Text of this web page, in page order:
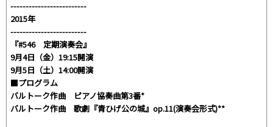
-------------------------
2015年
-------------------------
『#546 定期演奏会』
9月4日（金）19:15開演
9月5日（土）14:00開演
■プログラム
バルトーク作曲 ピアノ協奏曲第3番*
バルトーク作曲 歌劇『青ひげ公の城』op.11(演奏会形式)**